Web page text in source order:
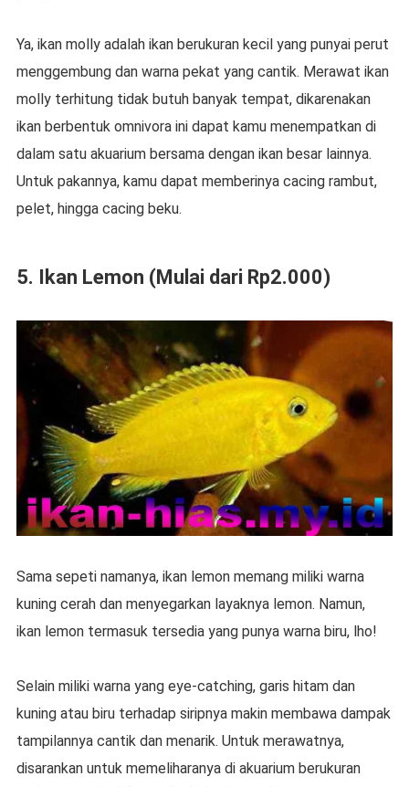
Ya, ikan molly adalah ikan berukuran kecil yang punyai perut
menggembung dan warna pekat yang cantik. Merawat ikan
molly terhitung tidak butuh banyak tempat, dikarenakan
ikan berbentuk omnivora ini dapat kamu menempatkan di
dalam satu akuarium bersama dengan ikan besar lainnya.
Untuk pakannya, kamu dapat memberinya cacing rambut,
pelet, hingga cacing beku.
5. Ikan Lemon (Mulai dari Rp2.000)
Sama sepeti namanya, ikan lemon memang miliki warna
kuning cerah dan menyegarkan layaknya lemon. Namun,
ikan lemon termasuk tersedia yang punya warna biru, lho!
Selain miliki warna yang eye-catching, garis hitam dan
kuning atau biru terhadap siripnya makin membawa dampak
tampilannya cantik dan menarik. Untuk merawatnya,
disarankan untuk memeliharanya di akuarium berukuran